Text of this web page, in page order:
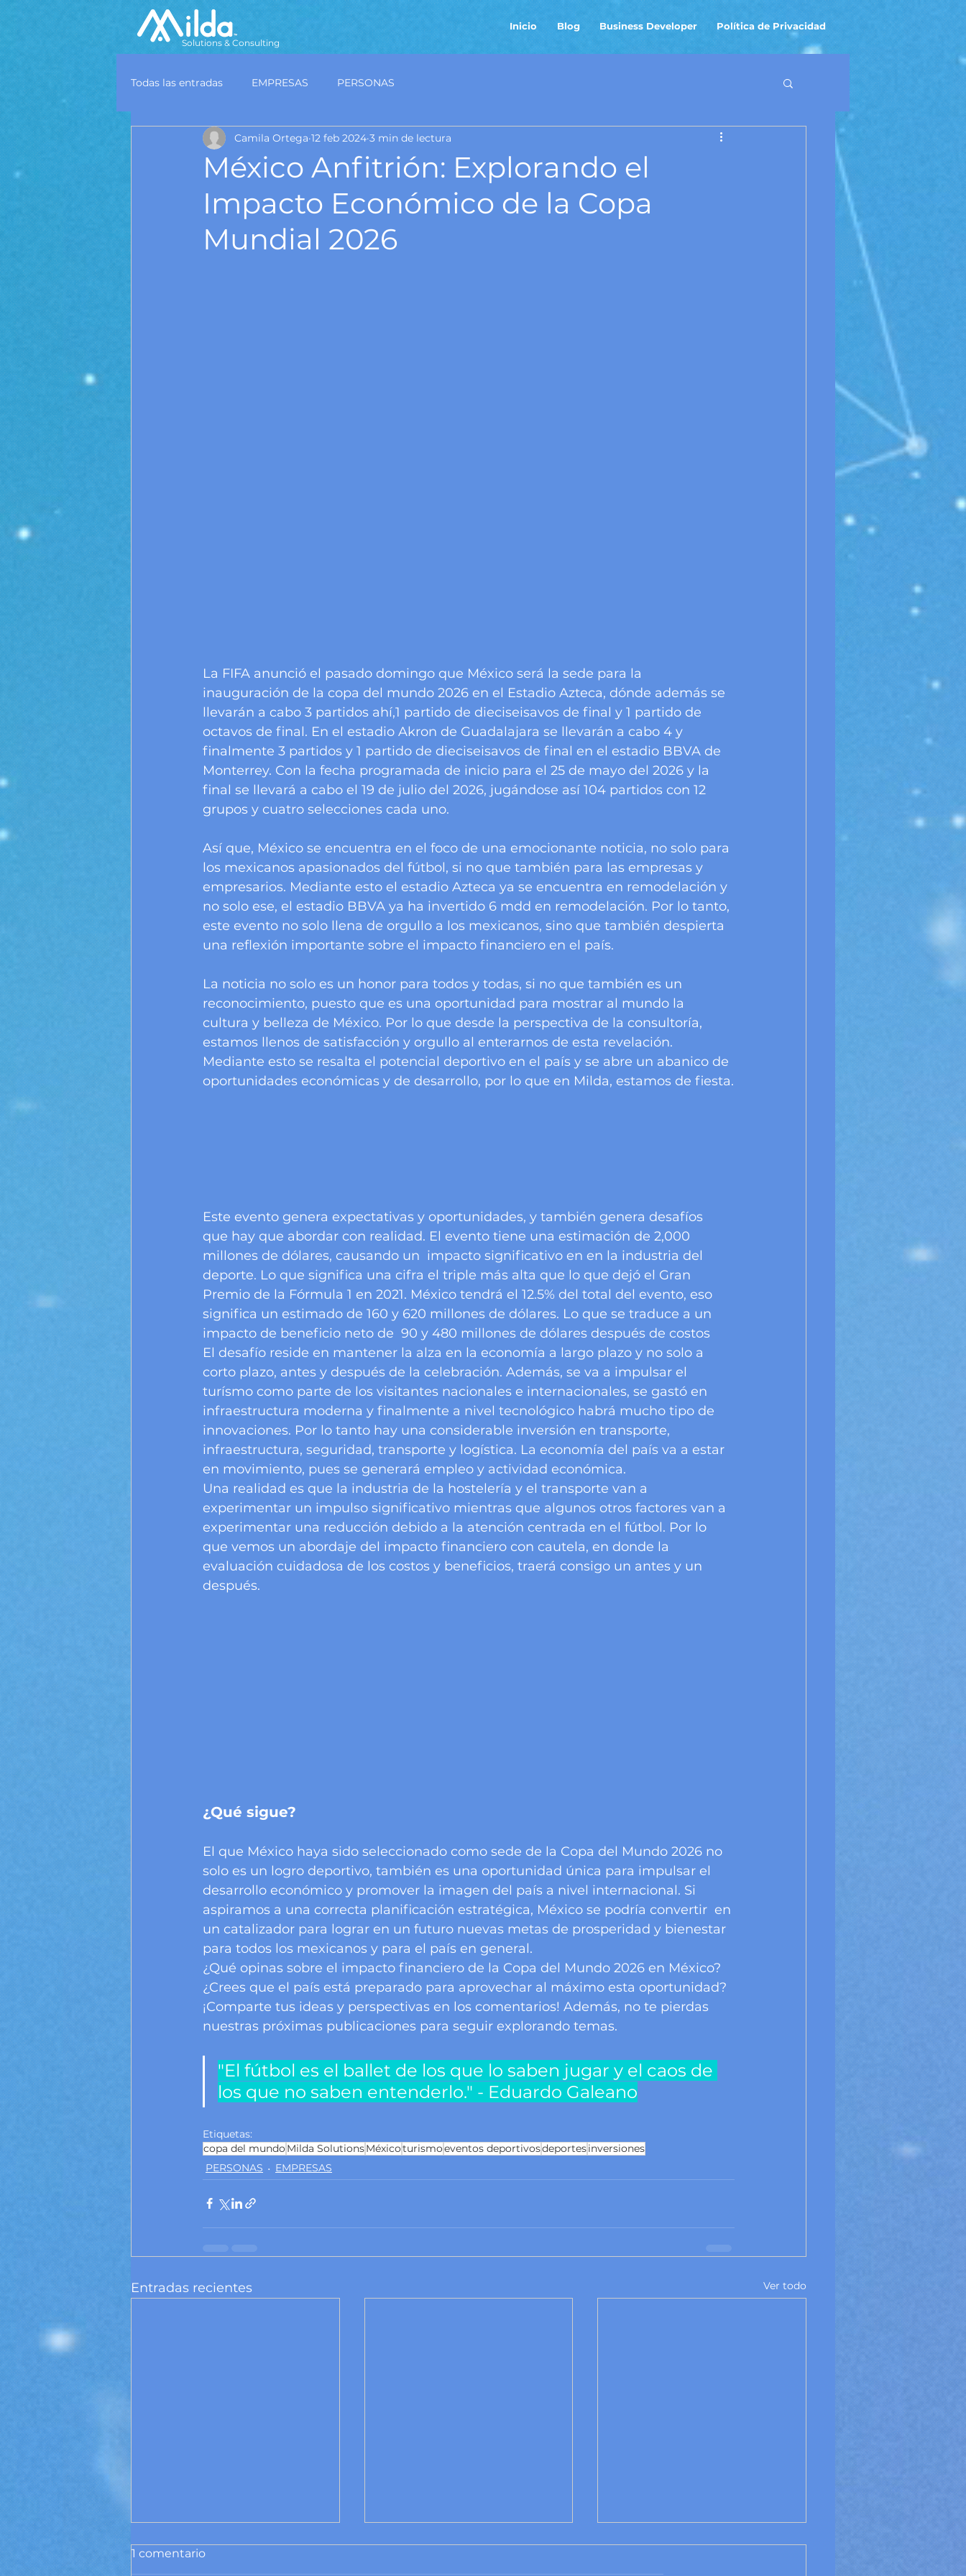
Solutions & Consulting
Inicio Blog Business Developer Política de Privacidad
Todas las entradas EMPRESAS PERSONAS
México Anfitrión: Explorando el
Impacto Económico de la Copa
Mundial 2026
Camila Ortega 12 feb 2024 3 min de lectura
La FIFA anunció el pasado domingo que México será la sede para la
inauguración de la copa del mundo 2026 en el Estadio Azteca, dónde además se
llevarán a cabo 3 partidos ahí,1 partido de dieciseisavos de final y 1 partido de
octavos de final. En el estadio Akron de Guadalajara se llevarán a cabo 4 y
finalmente 3 partidos y 1 partido de dieciseisavos de final en el estadio BBVA de
Monterrey. Con la fecha programada de inicio para el 25 de mayo del 2026 y la
final se llevará a cabo el 19 de julio del 2026, jugándose así 104 partidos con 12
grupos y cuatro selecciones cada uno.
Así que, México se encuentra en el foco de una emocionante noticia, no solo para
los mexicanos apasionados del fútbol, si no que también para las empresas y
empresarios. Mediante esto el estadio Azteca ya se encuentra en remodelación y
no solo ese, el estadio BBVA ya ha invertido 6 mdd en remodelación. Por lo tanto,
este evento no solo llena de orgullo a los mexicanos, sino que también despierta
una reflexión importante sobre el impacto financiero en el país.
La noticia no solo es un honor para todos y todas, si no que también es un
reconocimiento, puesto que es una oportunidad para mostrar al mundo la
cultura y belleza de México. Por lo que desde la perspectiva de la consultoría,
estamos llenos de satisfacción y orgullo al enterarnos de esta revelación.
Mediante esto se resalta el potencial deportivo en el país y se abre un abanico de
oportunidades económicas y de desarrollo, por lo que en Milda, estamos de fiesta.
Este evento genera expectativas y oportunidades, y también genera desafíos
que hay que abordar con realidad. El evento tiene una estimación de 2,000
millones de dólares, causando un  impacto significativo en en la industria del
deporte. Lo que significa una cifra el triple más alta que lo que dejó el Gran
Premio de la Fórmula 1 en 2021. México tendrá el 12.5% del total del evento, eso
significa un estimado de 160 y 620 millones de dólares. Lo que se traduce a un
impacto de beneficio neto de  90 y 480 millones de dólares después de costos
El desafío reside en mantener la alza en la economía a largo plazo y no solo a
corto plazo, antes y después de la celebración. Además, se va a impulsar el
turísmo como parte de los visitantes nacionales e internacionales, se gastó en
infraestructura moderna y finalmente a nivel tecnológico habrá mucho tipo de
innovaciones. Por lo tanto hay una considerable inversión en transporte,
infraestructura, seguridad, transporte y logística. La economía del país va a estar
en movimiento, pues se generará empleo y actividad económica.
Una realidad es que la industria de la hostelería y el transporte van a
experimentar un impulso significativo mientras que algunos otros factores van a
experimentar una reducción debido a la atención centrada en el fútbol. Por lo
que vemos un abordaje del impacto financiero con cautela, en donde la
evaluación cuidadosa de los costos y beneficios, traerá consigo un antes y un
después.
¿Qué sigue?
El que México haya sido seleccionado como sede de la Copa del Mundo 2026 no
solo es un logro deportivo, también es una oportunidad única para impulsar el
desarrollo económico y promover la imagen del país a nivel internacional. Si
aspiramos a una correcta planificación estratégica, México se podría convertir  en
un catalizador para lograr en un futuro nuevas metas de prosperidad y bienestar
para todos los mexicanos y para el país en general.
¿Qué opinas sobre el impacto financiero de la Copa del Mundo 2026 en México?
¿Crees que el país está preparado para aprovechar al máximo esta oportunidad?
¡Comparte tus ideas y perspectivas en los comentarios! Además, no te pierdas
nuestras próximas publicaciones para seguir explorando temas.
"El fútbol es el ballet de los que lo saben jugar y el caos de
los que no saben entenderlo." - Eduardo Galeano
Etiquetas:
copa del mundo Milda SolutionsMéxicoturismoeventos deportivosdeportesinversiones
PERSONAS
EMPRESAS
Entradas recientes Ver todo
1 comentario